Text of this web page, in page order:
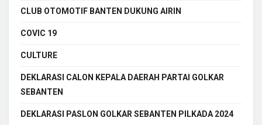
CLUB OTOMOTIF BANTEN DUKUNG AIRIN
COVIC 19
CULTURE
DEKLARASI CALON KEPALA DAERAH PARTAI GOLKAR
SEBANTEN
DEKLARASI PASLON GOLKAR SEBANTEN PILKADA 2024